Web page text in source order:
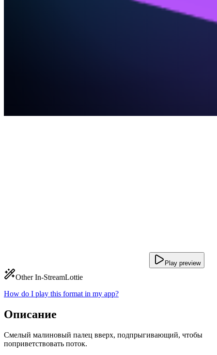
Play preview
Other In-StreamLottie
How do I play this format in my app?
Описание
Смелый малиновый палец вверх, подпрыгивающий, чтобы
поприветствовать поток.